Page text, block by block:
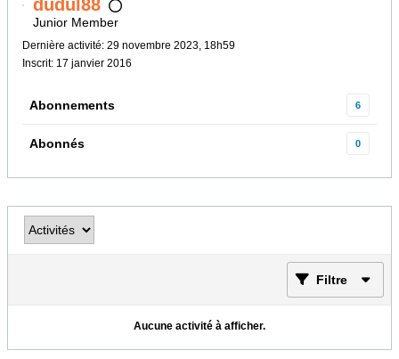
dudul88
Junior Member
Dernière activité: 29 novembre 2023, 18h59
Inscrit: 17 janvier 2016
Abonnements 6
Abonnés 0
Filtre
Aucune activité à afficher.